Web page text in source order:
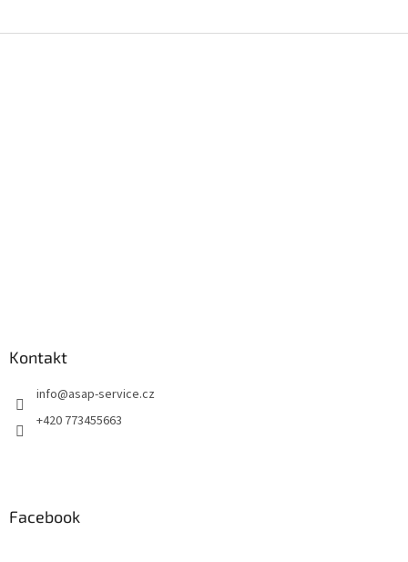
Kontakt
info@asap-service.cz
+420 773455663
Facebook